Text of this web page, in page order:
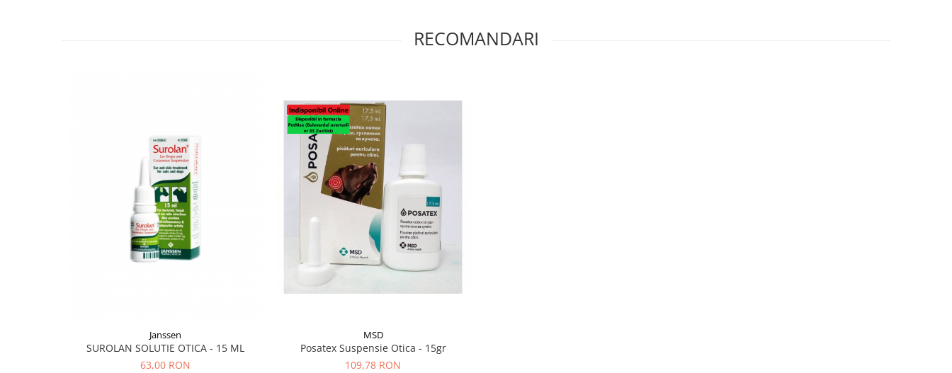
RECOMANDARI
Janssen
SUROLAN SOLUTIE OTICA - 15 ML
63,00 RON
MSD
Posatex Suspensie Otica - 15gr
109,78 RON